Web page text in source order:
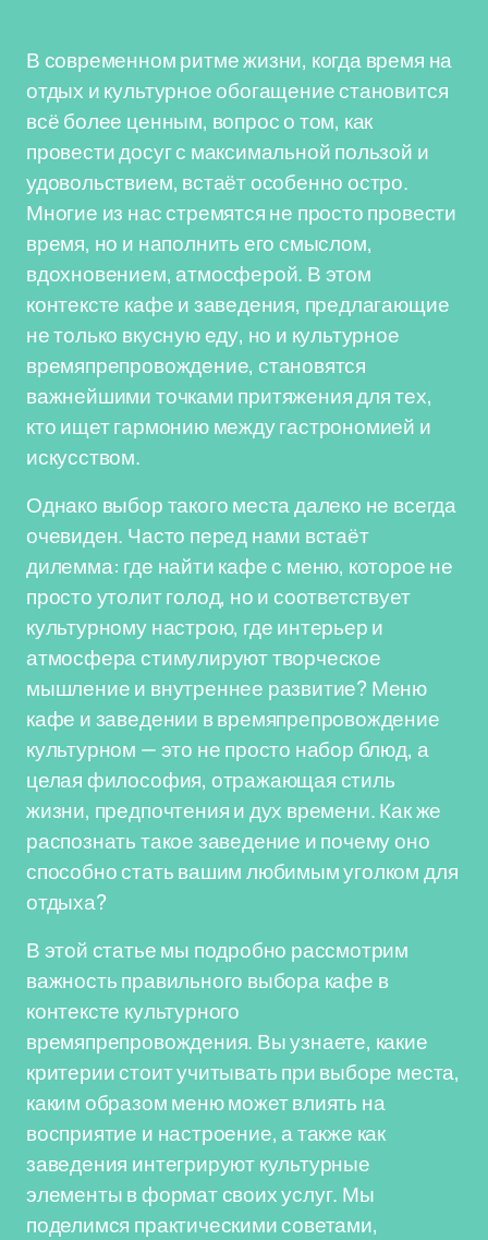
В современном ритме жизни, когда время на
отдых и культурное обогащение становится
всё более ценным, вопрос о том, как
провести досуг с максимальной пользой и
удовольствием, встаёт особенно остро.
Многие из нас стремятся не просто провести
время, но и наполнить его смыслом,
вдохновением, атмосферой. В этом
контексте кафе и заведения, предлагающие
не только вкусную еду, но и культурное
времяпрепровождение, становятся
важнейшими точками притяжения для тех,
кто ищет гармонию между гастрономией и
искусством.
Однако выбор такого места далеко не всегда
очевиден. Часто перед нами встаёт
дилемма: где найти кафе с меню, которое не
просто утолит голод, но и соответствует
культурному настрою, где интерьер и
атмосфера стимулируют творческое
мышление и внутреннее развитие? Меню
кафе и заведении в времяпрепровождение
культурном — это не просто набор блюд, а
целая философия, отражающая стиль
жизни, предпочтения и дух времени. Как же
распознать такое заведение и почему оно
способно стать вашим любимым уголком для
отдыха?
В этой статье мы подробно рассмотрим
важность правильного выбора кафе в
контексте культурного
времяпрепровождения. Вы узнаете, какие
критерии стоит учитывать при выборе места,
каким образом меню может влиять на
восприятие и настроение, а также как
заведения интегрируют культурные
элементы в формат своих услуг. Мы
поделимся практическими советами,